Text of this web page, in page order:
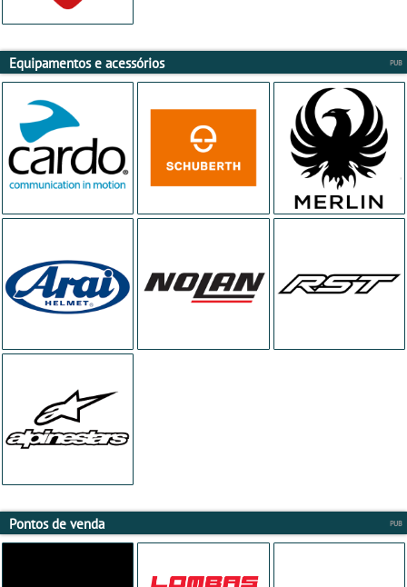
Equipamentos e acessórios
Pontos de venda